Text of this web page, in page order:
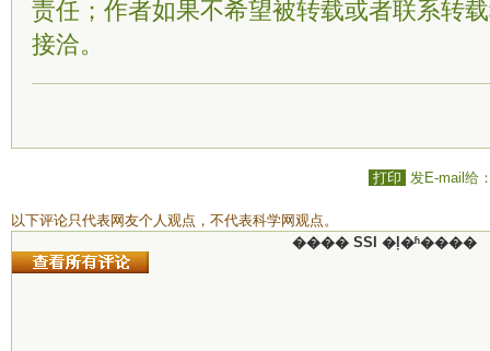
责任；作者如果不希望被转载或者联系转
接洽。
打印 发E-mail给
以下评论只代表网友个人观点，不代表科学网观点。
���� SSI �ļ�ʱ����